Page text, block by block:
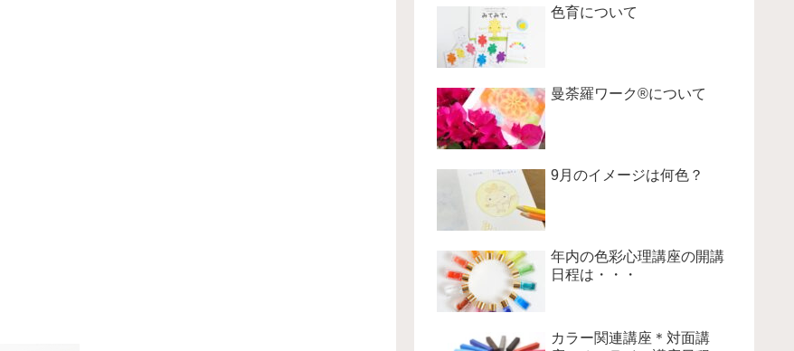
色育について
曼荼羅ワーク®について
9月のイメージは何色？
年内の色彩心理講座の開講
日程は・・・
カラー関連講座＊対面講